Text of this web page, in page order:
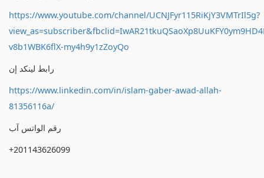
https://www.youtube.com/channel/UCNJFyr115RiKjY3VMTrIl5g?
v8b1WBK6flX-my4h9y1zZoyQo
رابط لينكد إن
https://www.linkedin.com/in/islam-gaber-awad-allah-
81356116a/
رقم الواتس آب
+201143626099